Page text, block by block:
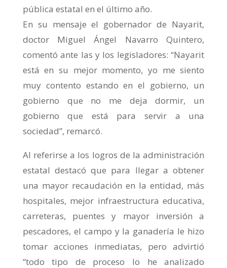
pública estatal en el último año.
En su mensaje el gobernador de Nayarit,
doctor Miguel Ángel Navarro Quintero,
comentó ante las y los legisladores: “Nayarit
está en su mejor momento, yo me siento
muy contento estando en el gobierno, un
gobierno que no me deja dormir, un
gobierno que está para servir a una
sociedad”, remarcó.
Al referirse a los logros de la administración
estatal destacó que para llegar a obtener
una mayor recaudación en la entidad, más
hospitales, mejor infraestructura educativa,
carreteras, puentes y mayor inversión a
pescadores, el campo y la ganadería le hizo
tomar acciones inmediatas, pero advirtió
“todo tipo de proceso lo he analizado